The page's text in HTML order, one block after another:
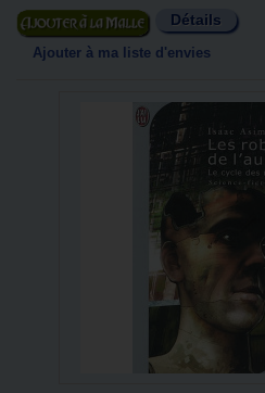
Ajouter au panier Détails
Ajouter à ma liste d'envies